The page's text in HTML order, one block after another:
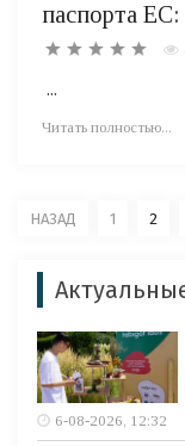
паспорта
...
Читать полностью...
НАЗАД 1 2
6-08-2026, 12:32